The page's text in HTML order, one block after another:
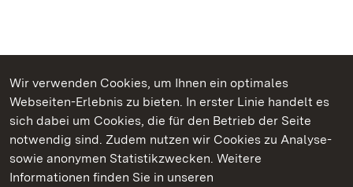
Wir verwenden Cookies, um Ihnen ein optimales
Webseiten-Erlebnis zu bieten. In erster Linie handelt es
sich dabei um Cookies, die für den Betrieb der Seite
notwendig sind. Zudem nutzen wir Cookies zu Analyse-
sowie anonymen Statistikzwecken. Weitere
Informationen finden Sie in unseren
Kommen. Staunen. Genießen.